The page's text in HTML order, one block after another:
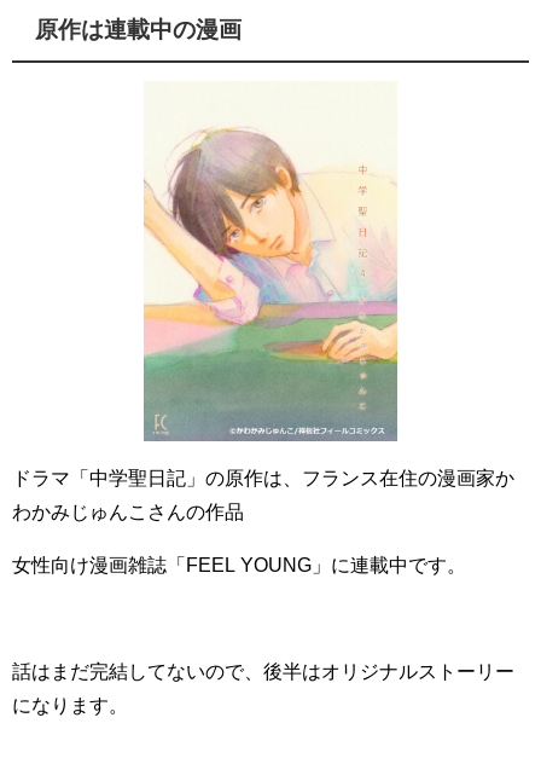
原作は連載中の漫画
ドラマ「中学聖日記」の原作は、フランス在住の漫画家か
わかみじゅんこさんの作品
女性向け漫画雑誌「FEEL YOUNG」に連載中です。
話はまだ完結してないので、後半はオリジナルストーリー
になります。